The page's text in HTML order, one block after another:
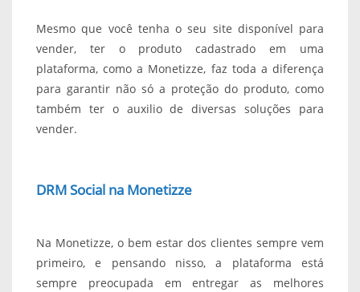
Mesmo que você tenha o seu site disponível para
vender, ter o produto cadastrado em uma
plataforma, como a Monetizze, faz toda a diferença
para garantir não só a proteção do produto, como
também ter o auxilio de diversas soluções para
vender.
DRM Social na Monetizze
Na Monetizze, o bem estar dos clientes sempre vem
primeiro, e pensando nisso, a plataforma está
sempre preocupada em entregar as melhores